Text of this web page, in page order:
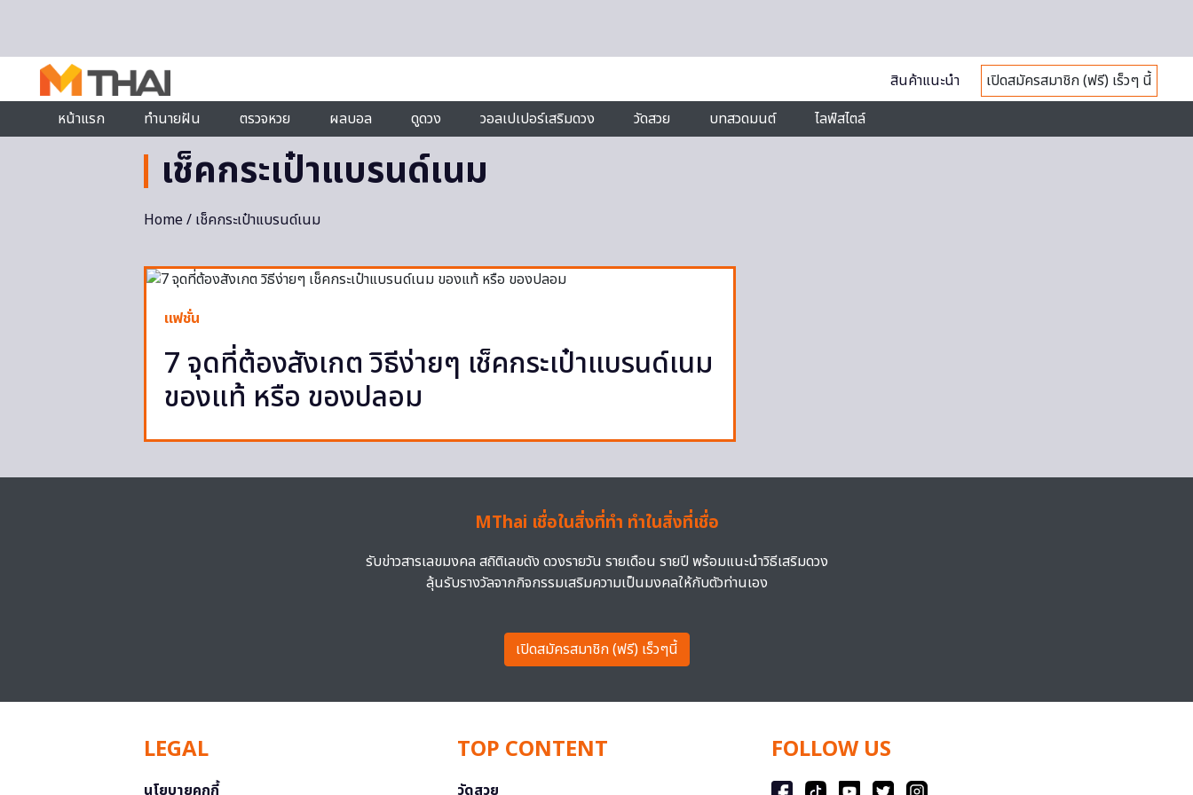
สินค้าแนะนำ
เปิดสมัครสมาชิก (ฟรี) เร็วๆ นี้
หน้าแรก
ทำนายฝัน ตรวจหวย ผลบอล ดูดวง วอลเปเปอร์เสริมดวง วัดสวย บทสวดมนต์ ไลฟ์สไตล์
เช็คกระเป๋าแบรนด์เนม
Home/ เช็คกระเป๋าแบรนด์เนม
แฟชั่น
7 จุดที่ต้องสังเกต วิธีง่ายๆ เช็คกระเป๋าแบรนด์เนม
ของแท้ หรือ ของปลอม
MThai เชื่อในสิ่งที่ทำ ทำในสิ่งที่เชื่อ
รับข่าวสารเลขมงคล สถิติเลขดัง ดวงรายวัน รายเดือน รายปี พร้อมแนะนำวิธีเสริมดวง
ลุ้นรับรางวัลจากกิจกรรมเสริมความเป็นมงคลให้กับตัวท่านเอง
เปิดสมัครสมาชิก (ฟรี) เร็วๆนี้
LEGAL
นโยบายคุกกี้
TOP CONTENT
วัดสวย
FOLLOW US